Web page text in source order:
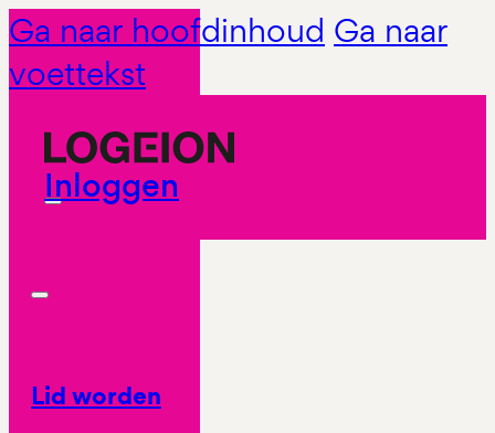
Ga naar hoofdinhoud Ga naar
voettekst
Inloggen
Lid worden